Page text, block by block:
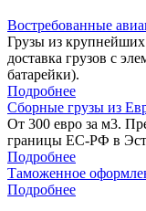
Востребованные
Грузы из
доставка грузов с
батарейки).
Подробнее
Сборные грузы из
От 300 евро за м3.
границы ЕС-РФ в
Подробнее
Таможенное
Подробнее